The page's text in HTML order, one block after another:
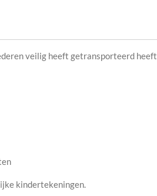
veilig heeft getransporteerd heeft
kindertekeningen.